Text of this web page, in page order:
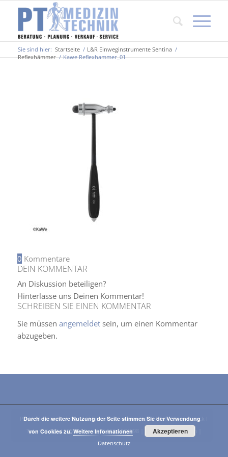
Sie sind hier: Startseite / L&R Einweginstrumente Sentina /
Reflexhämmer / Kawe Reflexhammer_01
0 Kommentare
DEIN KOMMENTAR
An Diskussion beteiligen?
Hinterlasse uns Deinen Kommentar!
SCHREIBEN SIE EINEN KOMMENTAR
Sie müssen angemeldetsein, um einen Kommentar
abzugeben.
PT-Medizintechnik GmbH I Franz-Fischer-Straße 19 I A-6020 Innsbruck I
Tel.: +43 512 / 59515 I Fax: +43 512 / 574098 |
E-Mail|Impressum
Datenschutz
Durch die weitere Nutzung der Seite stimmen Sie der Verwendung
von Cookies zu.Weitere Informationen Akzeptieren